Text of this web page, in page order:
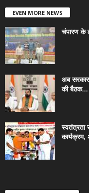
EVEN MORE NEWS
चंपारण के
अब
की बैठक...
स्वतंत्रता